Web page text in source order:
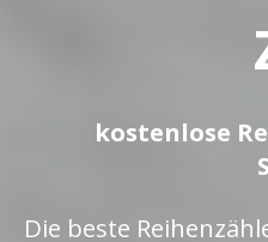
kostenlose
Die beste